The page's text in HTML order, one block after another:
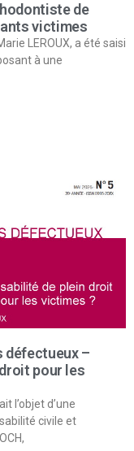
de
victimes
LEROUX, a été saisi
à une
défectueux –
pour les
l’objet d’une
civile et